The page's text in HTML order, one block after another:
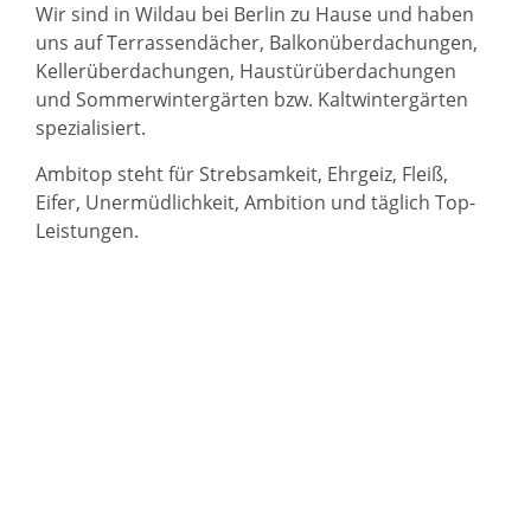
Wir sind in Wildau bei Berlin zu Hause und haben
uns auf Terrassendächer, Balkonüberdachungen,
Kellerüberdachungen, Haustürüberdachungen
und Sommerwintergärten bzw. Kaltwintergärten
spezialisiert.
Ambitop steht für Strebsamkeit, Ehrgeiz, Fleiß,
Eifer, Unermüdlichkeit, Ambition und täglich Top-
Leistungen.